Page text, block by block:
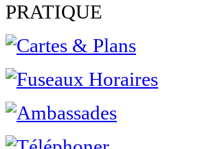
PRATIQUE